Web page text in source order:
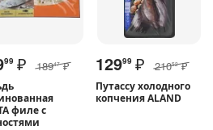
99 ₽ 18947 ₽
филе с
12999 ₽ 21052 ₽
Путассу холодного
копчения ALAND